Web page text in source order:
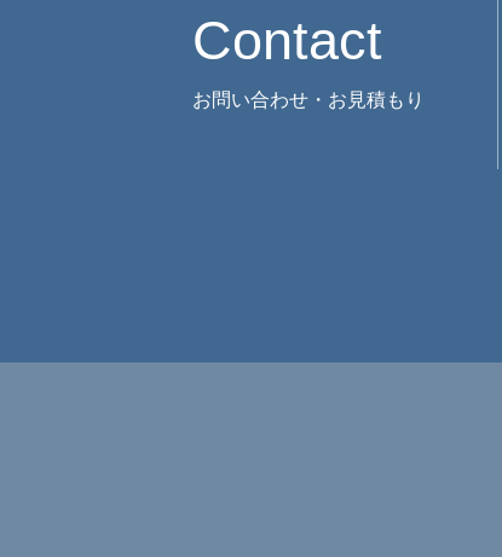
Contact
お問い合わせ・お見積もり